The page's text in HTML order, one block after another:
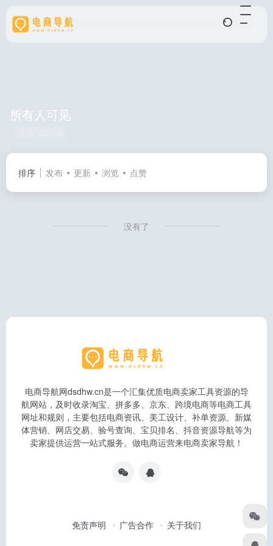
所有人可见
排序 发布 更新 浏览 点赞
没有了
电商导航网dsdhw.cn是一个汇集优质电商卖家工具资源的导
航网站，及时收录淘宝、拼多多、京东、跨境电商等电商工具
网址和规则，主要包括电商资讯、美工设计、补单资源、新媒
体营销、网店交易、验号查询、宝贝排名、抖音资源导航等为
卖家提供运营一站式服务。做电商运营来电商卖家导航！
免责声明 广告合作 关于我们